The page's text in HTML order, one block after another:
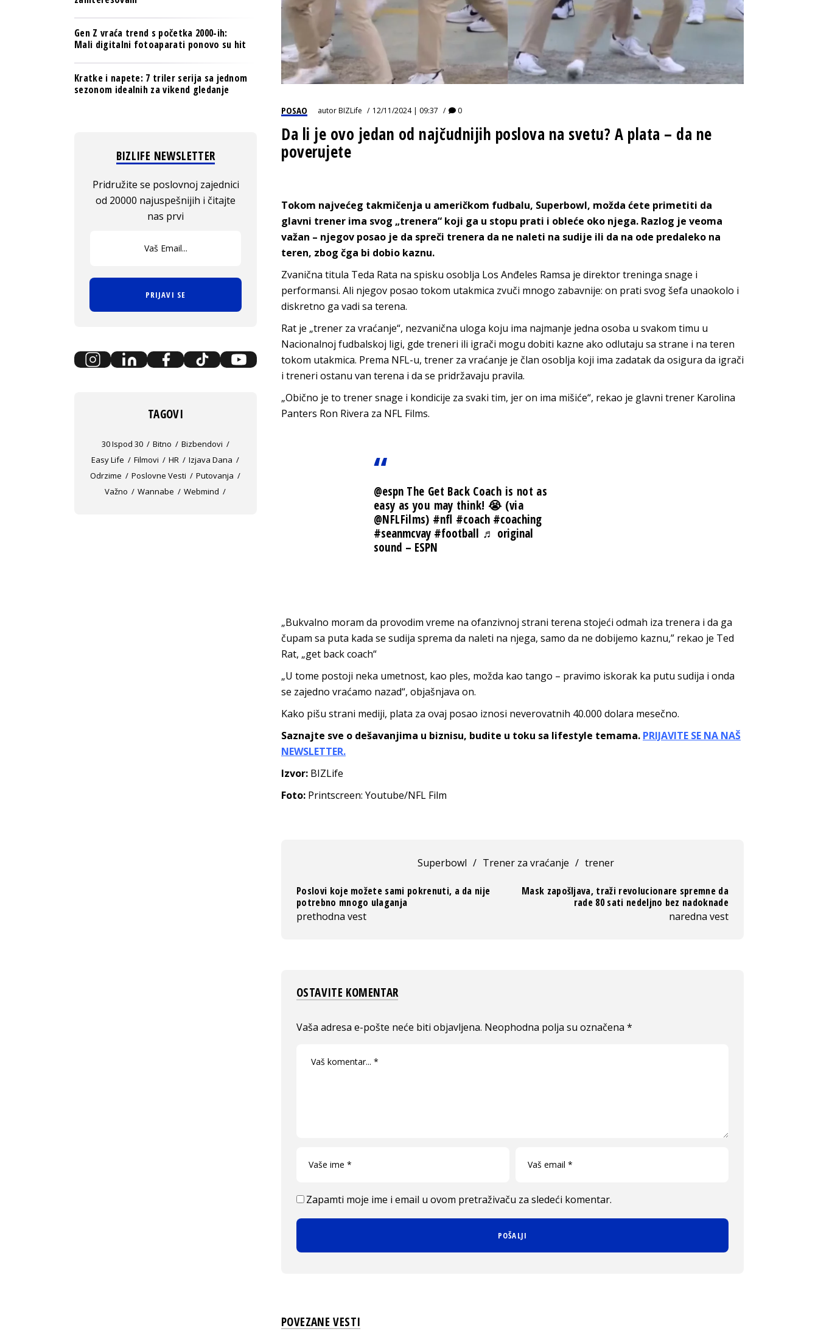
POSAO autorBIZLife 12/11/2024 | 09:37 0
Da li je ovo jedan od najčudnijih poslova na svetu? A plata – da ne
poverujete
Tokom najvećeg takmičenja u američkom fudbalu, Superbowl, možda ćete primetiti da
glavni trener ima svog „trenera“ koji ga u stopu prati i obleće oko njega. Razlog je veoma
važan – njegov posao je da spreči trenera da ne naleti na sudije ili da na ode predaleko na
teren, zbog čga bi dobio kaznu.
Zvanična titula Teda Rata na spisku osoblja Los Anđeles Ramsa je direktor treninga snage i
performansi. Ali njegov posao tokom utakmica zvuči mnogo zabavnije: on prati svog šefa unaokolo i
diskretno ga vadi sa terena.
Rat je „trener za vraćanje“, nezvanična uloga koju ima najmanje jedna osoba u svakom timu u
Nacionalnoj fudbalskoj ligi, gde treneri ili igrači mogu dobiti kazne ako odlutaju sa strane i na teren
tokom utakmica. Prema NFL-u, trener za vraćanje je član osoblja koji ima zadatak da osigura da igrači
i treneri ostanu van terena i da se pridržavaju pravila.
„Obično je to trener snage i kondicije za svaki tim, jer on ima mišiće“, rekao je glavni trener Karolina
Panters Ron Rivera za NFL Films.
@espn The Get Back Coach is not as
easy as you may think! 😭 (via
@NFLFilms) #nfl #coach #coaching
#seanmcvay #football ♬ original
sound – ESPN
„Bukvalno moram da provodim vreme na ofanzivnoj strani terena stojeći odmah iza trenera i da ga
čupam sa puta kada se sudija sprema da naleti na njega, samo da ne dobijemo kaznu,” rekao je Ted
Rat, „get back coach“
„U tome postoji neka umetnost, kao ples, možda kao tango – pravimo iskorak ka putu sudija i onda
se zajedno vraćamo nazad“, objašnjava on.
Kako pišu strani mediji, plata za ovaj posao iznosi neverovatnih 40.000 dolara mesečno.
Saznajte sve o dešavanjima u biznisu, budite u toku sa lifestyle temama. PRIJAVITE SE NA NAŠ
NEWSLETTER.
Izvor: BIZLife
Foto: Printscreen: Youtube/NFL Film
Superbowl / Trener za vraćanje / trener
Poslovi koje možete sami pokrenuti, a da nije
potrebno mnogo ulaganja
prethodna vest
Mask zapošljava, traži revolucionare spremne da
rade 80 sati nedeljno bez nadoknade
naredna vest
OSTAVITE KOMENTAR
Vaša adresa e-pošte neće biti objavljena. Neophodna polja su označena *
Zapamti moje ime i email u ovom pretraživaču za sledeći komentar.
POVEZANE VESTI
Gen Z vraća trend s početka 2000-ih:
Mali digitalni fotoaparati ponovo su hit
Kratke i napete: 7 triler serija sa jednom
sezonom idealnih za vikend gledanje
BIZLIFE NEWSLETTER
Pridružite se poslovnoj zajednici
od 20000 najuspešnijih i čitajte
nas prvi
PRIJAVI SE
TAGOVI
30 Ispod 30 Bitno
Bizbendovi
Easy Life
Filmovi HR
Izjava Dana
Odrzime
Poslovne Vesti
Putovanja
Važno
Wannabe Webmind